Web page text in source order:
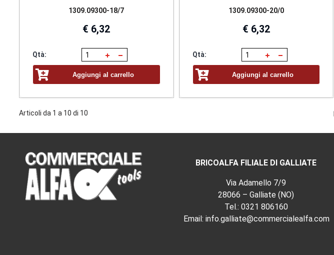
1309.09300-18/7
€ 6,32
Qtà:
Aggiungi al carrello
1309.09300-20/0
€ 6,32
Qtà:
Aggiungi al carrello
Articoli da 1 a 10 di 10
BRICOALFA FILIALE DI GALLIATE
Via Adamello 7/9
28066 – Galliate (NO)
Tel.: 0321 806160
Email: info.galliate@commercialealfa.com